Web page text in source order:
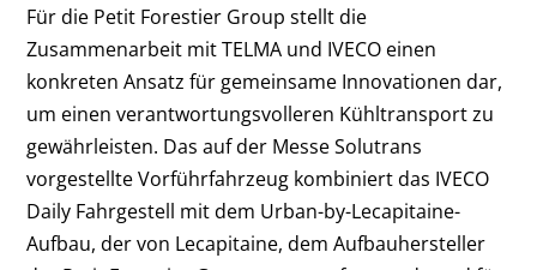
Für die Petit Forestier Group stellt die
Zusammenarbeit mit TELMA und IVECO einen
konkreten Ansatz für gemeinsame Innovationen dar,
um einen verantwortungsvolleren Kühltransport zu
gewährleisten. Das auf der Messe Solutrans
vorgestellte Vorführfahrzeug kombiniert das IVECO
Daily Fahrgestell mit dem Urban-by-Lecapitaine-
Aufbau, der von Lecapitaine, dem Aufbauhersteller